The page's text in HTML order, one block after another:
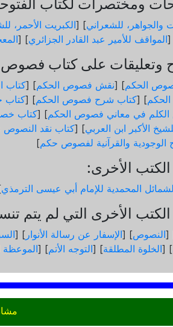
ومختصرات لكتاب
والجواهر، للشعراني] [الكبريت الأحمر،
]المواقف للأمير عبد القادر الجزائري] [
وتعليقات على كتاب فصوص
الحكم] [نقش فصوص الحكم] [كتاب
] [كتاب شرح فصوص الحكم] [كتاب
في معاني فصوص الحكم] [كتاب
الأكبر ابن العربي] [كتاب نقد
الوجودية والقرآنیة لفصوص حكم]
الأخرى:
المحمدية للإمام أبي عيسى الترمذي
الأخرى التي لم يتم
]النصوص] [الإسفار عن رسالة الأنوار ] [
] [الخلوة المطلقة] [التوجه الأتم] [الموعظة